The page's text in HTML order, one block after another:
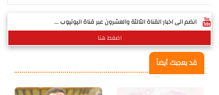
انضم الى اخبار القناة الثالثة والعشرون عبر قناة اليوتيوب ...
اضغط هنا
قد يعجبك أيضاً